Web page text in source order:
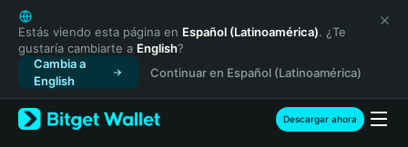
English
日本語
Tiếng Việt
Русский
Español (Latinoamérica)
Türkçe
Estás viendo esta página en Español (Latinoamérica). ¿Te
gustaría cambiarte a English?
Cambia a
English
Continuar en Español (Latinoamérica)
Descargar ahora